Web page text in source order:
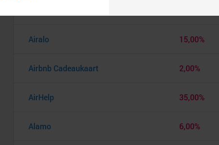
Airalo 15,00%
Airbnb Cadeaukaart 2,00%
AirHelp 35,00%
Alamo 6,00%